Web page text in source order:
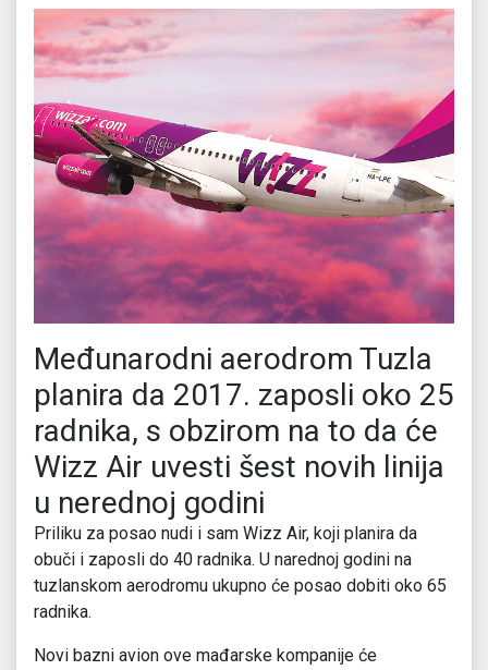
Međunarodni aerodrom Tuzla
planira da 2017. zaposli oko 25
radnika, s obzirom na to da će
Wizz Air uvesti šest novih linija
u nerednoj godini
Priliku za posao nudi i sam Wizz Air, koji planira da
obuči i zaposli do 40 radnika. U narednoj godini na
tuzlanskom aerodromu ukupno će posao dobiti oko 65
radnika.
Novi bazni avion ove mađarske kompanije će